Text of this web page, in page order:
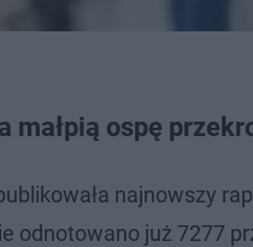
małpią ospę
najnowszy
odnotowano już 7277